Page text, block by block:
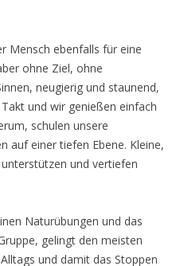
Mensch ebenfalls für eine
ohne Ziel, ohne
neugierig und staunend,
und wir genießen einfach
schulen unsere
auf einer tiefen Ebene. Kleine,
und vertiefen
Naturübungen und das
gelingt den meisten
und damit das Stoppen